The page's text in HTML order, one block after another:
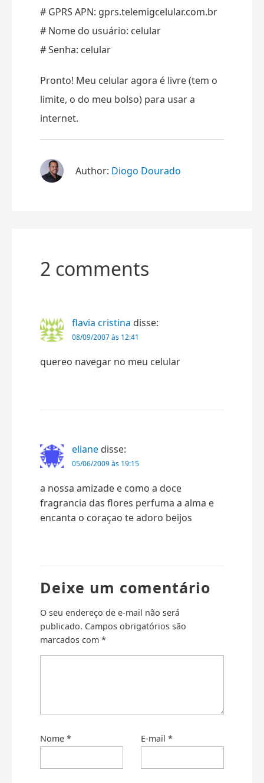
# GPRS APN: gprs.telemigcelular.com.br
# Nome do usuário: celular
# Senha: celular
Pronto! Meu celular agora é livre (tem o
limite, o do meu bolso) para usar a
internet.
Author: Diogo Dourado
2 comments
flavia cristina disse:
08/09/2007 às 12:41
quereo navegar no meu celular
eliane disse:
05/06/2009 às 19:15
a nossa amizade e como a doce
fragrancia das flores perfuma a alma e
encanta o coraçao te adoro beijos
Deixe um comentário
O seu endereço de e-mail não será
publicado. Campos obrigatórios são
marcados com *
Nome * E-mail *